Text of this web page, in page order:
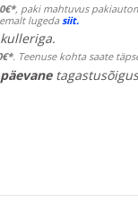
, paki mahtuvus
lugedasiit.
. Teenuse kohta saate